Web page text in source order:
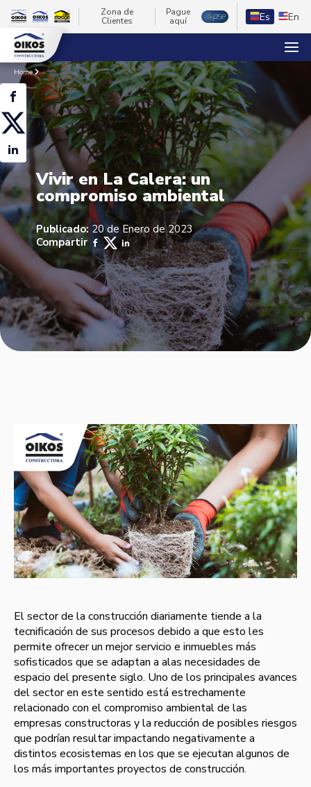
Zona de
Clientes
Pague
aquí
Es En
Home
Vivir en La Calera: un
compromiso ambiental
Publicado: 20 de Enero de 2023
Compartir
El sector de la construcción diariamente tiende a la
tecnificación de sus procesos debido a que esto les
permite ofrecer un mejor servicio e inmuebles más
sofisticados que se adaptan a alas necesidades de
espacio del presente siglo. Uno de los principales avances
del sector en este sentido está estrechamente
relacionado con el compromiso ambiental de las
empresas constructoras y la reducción de posibles riesgos
que podrían resultar impactando negativamente a
distintos ecosistemas en los que se ejecutan algunos de
los más importantes proyectos de construcción.